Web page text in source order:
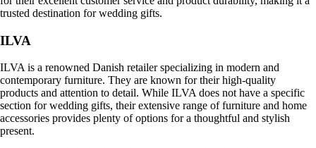
trusted destination for wedding gifts.
ILVA
ILVA is a renowned Danish retailer specializing in modern and
contemporary furniture. They are known for their high-quality
products and attention to detail. While ILVA does not have a specific
section for wedding gifts, their extensive range of furniture and home
accessories provides plenty of options for a thoughtful and stylish
present.